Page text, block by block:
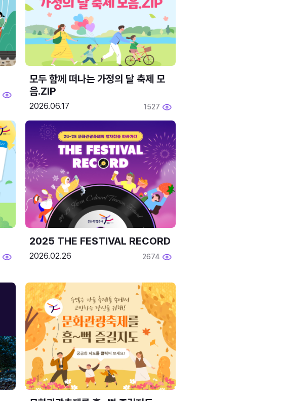
모두 함께 떠나는 가정의 달 축제 모
음.ZIP
2026.06.17 1527
2025 THE FESTIVAL RECORD
2026.02.26 2674